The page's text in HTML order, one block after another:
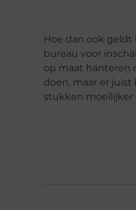
Hoe dan ook
bureau voor
op maat hanteren
doen, maar er
stukken moeilijker